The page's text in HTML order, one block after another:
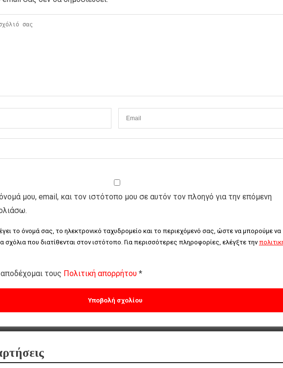
μου, email, και τον ιστότοπο μου σε αυτόν τον πλοηγό για την επόμενη
το όνομά σας, το ηλεκτρονικό ταχυδρομείο και το περιεχόμενό σας, ώστε να μπορούμε να
που διατίθενται στον ιστότοπο. Για περισσότερες πληροφορίες, ελέγξτε την
τους Πολιτική απορρήτου *